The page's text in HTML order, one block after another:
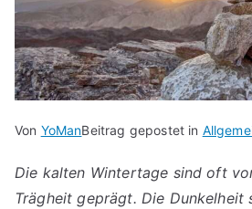
Von YoManBeitrag gepostet in
Die kalten Wintertage sind oft
Trägheit geprägt. Die